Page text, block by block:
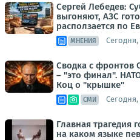
Сергей Лебедев:
выгоняют, АЗС
расползается по
МНЕНИЯ Сегодня,
Сводка с фронтов
– "это финал".
Коц о "крышке"
СМИ Сегодня,
Главная трагедия
на каком языке